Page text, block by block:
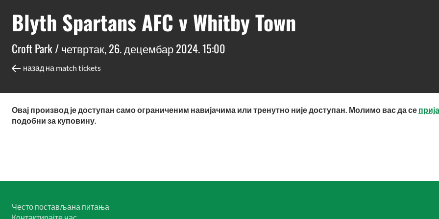
Blyth Spartans AFC v Whitby Town
Croft Park /четвртак, 26. децембар 2024. 15:00
назад на match tickets
Овај производ је доступан само ограниченим навијачима или тренутно није доступан. Молимо вас да се
подобни за куповину.
Често постављана питања